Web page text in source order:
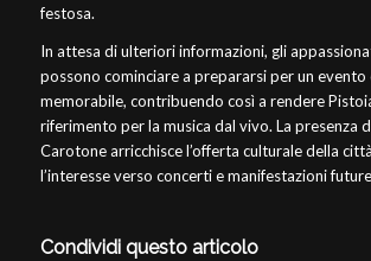
festosa.
In attesa di ulteriori informazioni, gli
possono cominciare a prepararsi per un
memorabile, contribuendo così a rendere
riferimento per la musica dal vivo. La presenza
Carotone arricchisce l’offerta culturale della
l’interesse verso concerti e manifestazioni
Condividi questo articolo